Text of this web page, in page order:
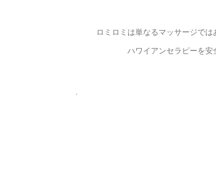
ロミロミは単なるマッサージで
ハワイアンセラピーを安